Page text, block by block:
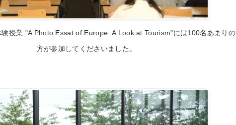
験授業 "A Photo Essat of Europe: A Look at Tourism"には100名あまりの
方が参加してくださいました。